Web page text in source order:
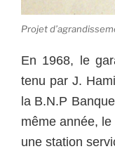
Projet
En 1968, le
tenu par J.
la B.N.P
même année,
une station